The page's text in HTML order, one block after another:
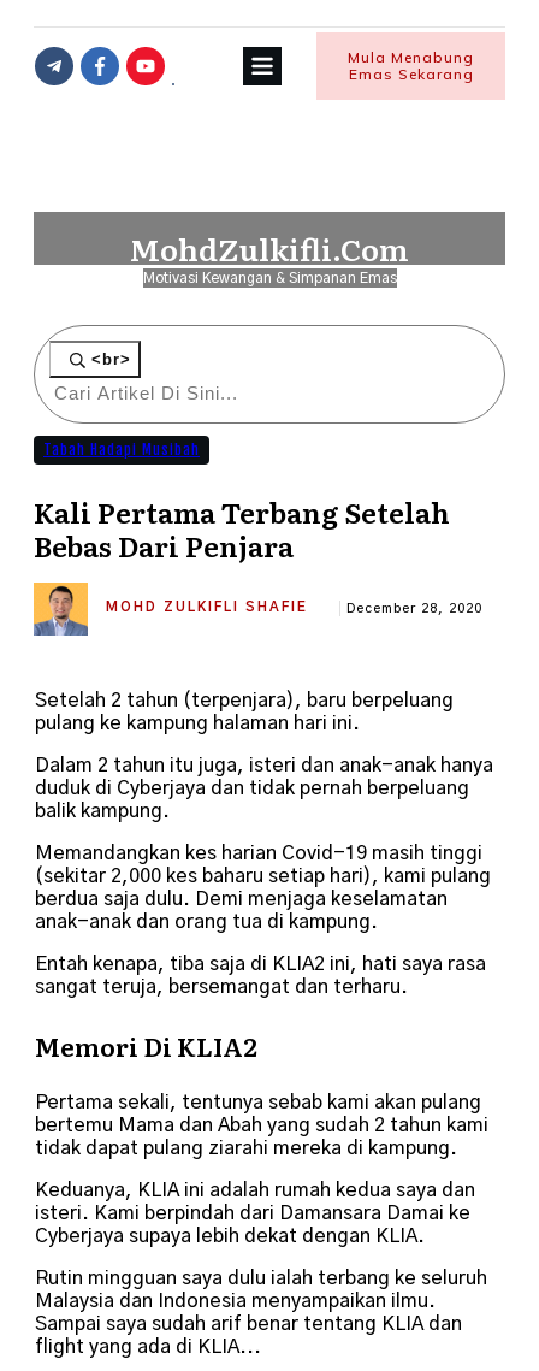
Mula Menabung
Emas Sekarang
MohdZulkifli.Com
Motivasi Kewangan & Simpanan Emas
<br>
Tabah Hadapi Musibah
Kali Pertama Terbang Setelah
Bebas Dari Penjara
MOHD ZULKIFLI SHAFIE December 28, 2020
Setelah 2 tahun (terpenjara), baru berpeluang
pulang ke kampung halaman hari ini.
Dalam 2 tahun itu juga, isteri dan anak-anak hanya
duduk di Cyberjaya dan tidak pernah berpeluang
balik kampung.
Memandangkan kes harian Covid-19 masih tinggi
(sekitar 2,000 kes baharu setiap hari), kami pulang
berdua saja dulu. Demi menjaga keselamatan
anak-anak dan orang tua di kampung.
Entah kenapa, tiba saja di KLIA2 ini, hati saya rasa
sangat teruja, bersemangat dan terharu.
Memori Di KLIA2
Pertama sekali, tentunya sebab kami akan pulang
bertemu Mama dan Abah yang sudah 2 tahun kami
tidak dapat pulang ziarahi mereka di kampung.
Keduanya, KLIA ini adalah rumah kedua saya dan
isteri. Kami berpindah dari Damansara Damai ke
Cyberjaya supaya lebih dekat dengan KLIA.
Rutin mingguan saya dulu ialah terbang ke seluruh
Malaysia dan Indonesia menyampaikan ilmu.
Sampai saya sudah arif benar tentang KLIA dan
flight yang ada di KLIA...